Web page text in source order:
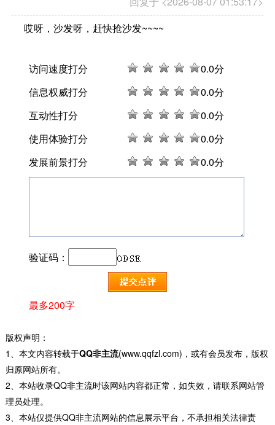
哎呀，沙发呀，赶快抢沙发~~~~
访问速度打分 0.0分
信息权威打分
0.0分
互动性打分
0.0分
使用体验打分
0.0分
发展前景打分
0.0分
验证码：
最多200字
版权声明：
1、本文内容转载于QQ非主流(www.qqfzl.com)，或有会员发布，版权
归原网站所有。
2、本站收录QQ非主流时该网站内容都正常，如失效，请联系网站管
理员处理。
3、本站仅提供QQ非主流网站的信息展示平台，不承担相关法律责